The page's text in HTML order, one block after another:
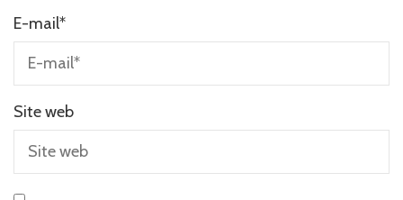
E-mail*
Site web